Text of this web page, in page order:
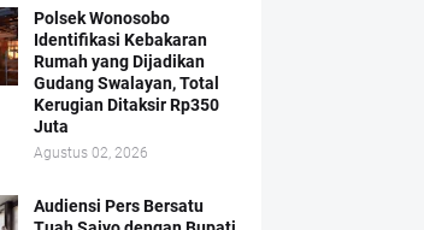
Polsek Wonosobo
Identifikasi Kebakaran
Rumah yang Dijadikan
Gudang Swalayan, Total
Kerugian Ditaksir Rp350
Juta
Agustus 02, 2026
Audiensi Pers Bersatu